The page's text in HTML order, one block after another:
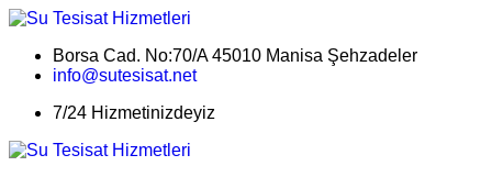
Borsa Cad. No:70/A 45010 Manisa Şehzadeler
info@sutesisat.net
7/24 Hizmetinizdeyiz